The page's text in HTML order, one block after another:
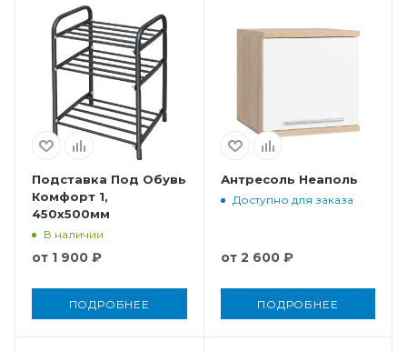
Подставка Под Обувь
Комфорт 1,
450x500мм
В наличии
от 1 900 ₽
ПОДРОБНЕЕ
Антресоль Неаполь
Доступно для заказа
от 2 600 ₽
ПОДРОБНЕЕ